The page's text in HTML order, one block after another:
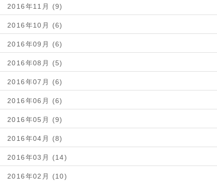
2016年11月 (9)
2016年10月 (6)
2016年09月 (6)
2016年08月 (5)
2016年07月 (6)
2016年06月 (6)
2016年05月 (9)
2016年04月 (8)
2016年03月 (14)
2016年02月 (10)